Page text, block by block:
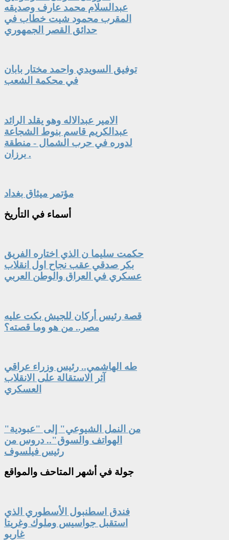
عبدالسلام محمد عارف وصديقه
المقرب محمود شيت خطاب في
حدائق القصر الجمهوري
توفيق السويدي واحمد مختار بابان
في محكمة الشعب
الامير عبدالاله وهو يقلد الرائد
عبدالكريم قاسم بنوط الشجاعة
لدوره في حرب الشمال - منطقة
برزان .
مؤتمر ميثاق بغداد
أسماء في التأريخ
حكمت سليما ن الذي اختاره الفريق
بكر صدقي عقب نجاح اول انقلاب
عسكري في العراق والوطن العربي
قصة رئيس أركان للجيش بكت عليه
مصر.. من هو وما قصته؟
طه الهاشمي.. رئيس وزراء عراقي
آثر الاستقالة على الانقلاب
العسكري
"من النمل الشيوعي" إلى "عبودية
الهواتف والسوق".. دروس من
رئيس فيلسوف
جولة في أشهر المتاحف والمواقع
فندق اسطنبول الأسطوري الذي
استقبل جواسيس وملوك وغريتا
غاربو